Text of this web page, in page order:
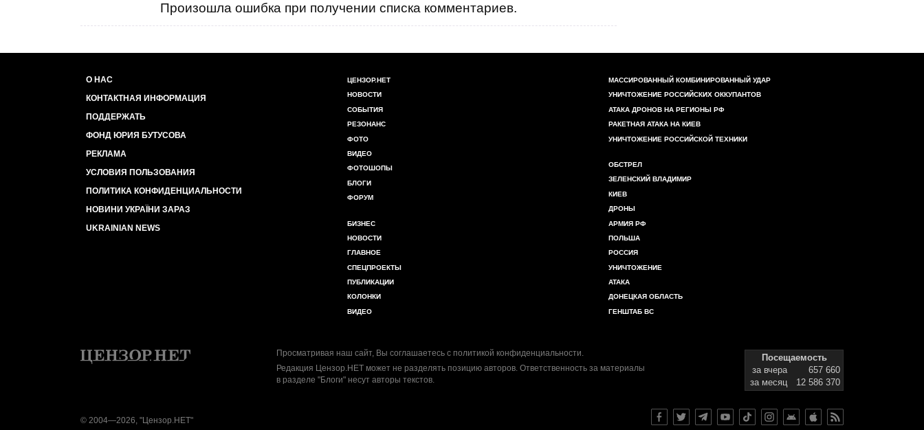
Произошла ошибка при получении списка комментариев.
О НАС
КОНТАКТНАЯ ИНФОРМАЦИЯ
ПОДДЕРЖАТЬ
ФОНД ЮРИЯ БУТУСОВА
РЕКЛАМА
УСЛОВИЯ ПОЛЬЗОВАНИЯ
ПОЛИТИКА КОНФИДЕНЦИАЛЬНОСТИ
НОВИНИ УКРАЇНИ ЗАРАЗ
UKRAINIAN NEWS
ЦЕНЗОР.НЕТ
НОВОСТИ
СОБЫТИЯ
РЕЗОНАНС
ФОТО
ВИДЕО
ФОТОШОПЫ
БЛОГИ
ФОРУМ
БИЗНЕС
НОВОСТИ
ГЛАВНОЕ
СПЕЦПРОЕКТЫ
ПУБЛИКАЦИИ
КОЛОНКИ
ВИДЕО
МАССИРОВАННЫЙ КОМБИНИРОВАННЫЙ УДАР
УНИЧТОЖЕНИЕ РОССИЙСКИХ ОККУПАНТОВ
АТАКА ДРОНОВ НА РЕГИОНЫ РФ
РАКЕТНАЯ АТАКА НА КИЕВ
УНИЧТОЖЕНИЕ РОССИЙСКОЙ ТЕХНИКИ
ОБСТРЕЛ
ЗЕЛЕНСКИЙ ВЛАДИМИР
КИЕВ
ДРОНЫ
АРМИЯ РФ
ПОЛЬША
РОССИЯ
УНИЧТОЖЕНИЕ
АТАКА
ДОНЕЦКАЯ ОБЛАСТЬ
ГЕНШТАБ ВС
Просматривая наш сайт, Вы соглашаетесь с политикой конфиденциальности.
Редакция Цензор.НЕТ может не разделять позицию авторов. Ответственность за материалы
в разделе "Блоги" несут авторы текстов.
Посещаемость
за вчера
657 660
за месяц
12 586 370
© 2004—2026, "Цензор.НЕТ"